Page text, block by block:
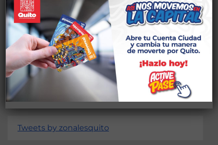
Deja una respuesta
Lo siento, debes estarconectado
para publicar
un comentario.
Tweets by zonalesquito